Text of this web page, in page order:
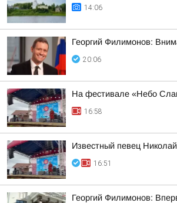
14:06
Георгий Филимонов:
20:06
На фестивале «Небо
16:58
Известный певец
16:51
Георгий Филимонов: